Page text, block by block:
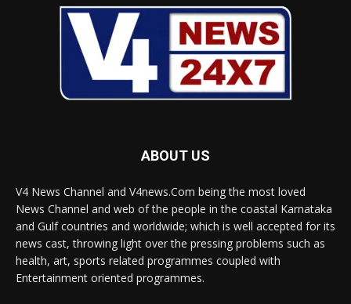
ABOUT US
V4 News Channel and V4news.Com being the most loved
News Channel and web of the people in the coastal Karnataka
and Gulf countries and worldwide; which is well accepted for its
news cast, throwing light over the pressing problems such as
health, art, sports related programmes coupled with
Entertainment oriented programmes.